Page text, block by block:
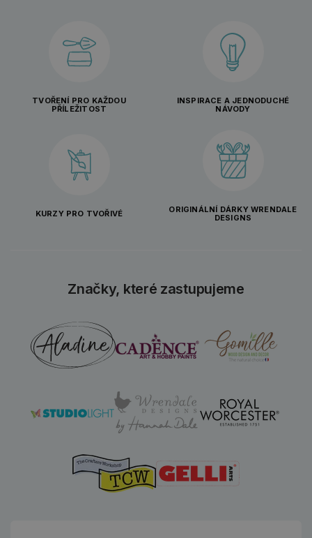
TVOŘENÍ PRO KAŽDOU
PŘÍLEŽITOST
INSPIRACE A JEDNODUCHÉ
NÁVODY
KURZY PRO TVOŘIVÉ
ORIGINÁLNÍ DÁRKY WRENDALE
DESIGNS
Značky, které zastupujeme